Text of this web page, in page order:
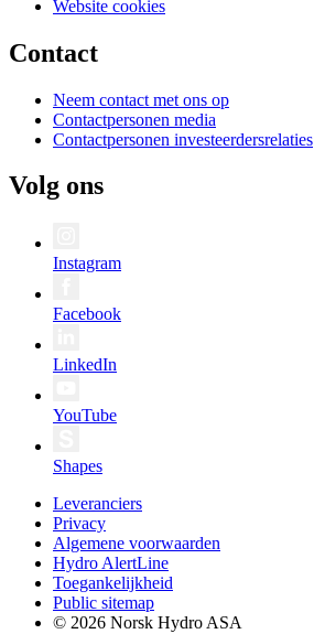
Website cookies
Contact
Neem contact met ons op
Contactpersonen media
Contactpersonen investeerdersrelaties
Volg ons
Instagram
Facebook
LinkedIn
YouTube
Shapes
Leveranciers
Privacy
Algemene voorwaarden
Hydro AlertLine
Toegankelijkheid
Public sitemap
© 2026 Norsk Hydro ASA